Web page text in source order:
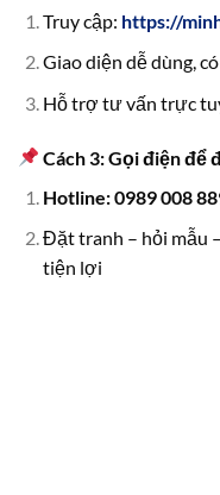
Truy cập: https://
Giao diện dễ dùng,
Hỗ trợ tư vấn trực
Cách 3: Gọi điện để
Hotline: 0989 008
Đặt tranh – hỏi mẫu
tiện lợi